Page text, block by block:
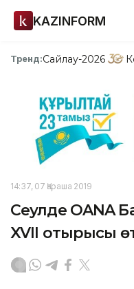
KAZINFORM
Тренд:Сайлау-2026
14:37, 07 Қараша 2019
Сеулде OANA
XVII отырысы